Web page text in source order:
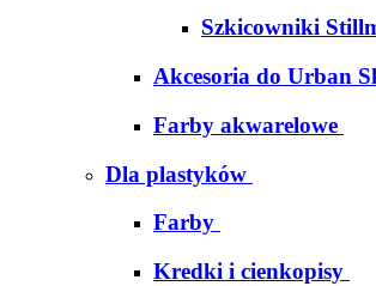
Szkicowniki
Akcesoria do Urban
Farby akwarelowe
Dla plastyków
Farby
Kredki i cienkopisy